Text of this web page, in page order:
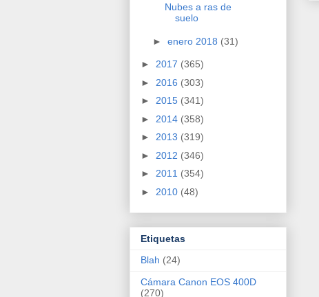
Nubes a ras de
suelo
► enero 2018 (31)
► 2017 (365)
► 2016 (303)
► 2015 (341)
► 2014 (358)
► 2013 (319)
► 2012 (346)
► 2011 (354)
► 2010 (48)
Etiquetas
Blah (24)
Cámara Canon EOS 400D
(270)